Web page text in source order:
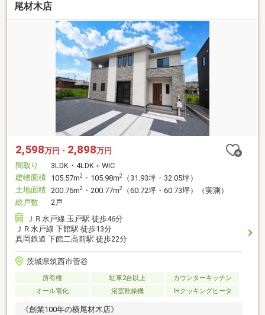
尾材木店
2,598万円・ 2,898万円
間取り
3LDK・4LDK＋WIC
建物面積 105.57m2 ・105.98m2
（31.93坪・32.05坪）
土地面積 200.76m2 ・200.77m2
（60.72坪・60.73坪）（実測）
総戸数
2戸
ＪＲ水戸線 玉戸駅 徒歩46分
ＪＲ水戸線 下館駅 徒歩13分
真岡鉄道 下館二高前駅 徒歩22分
茨城県筑西市菅谷
所有権 駐車2台以上
カウンターキッチン
オール電化
浴室乾燥機 IHクッキングヒータ
《創業100年の横尾材木店》